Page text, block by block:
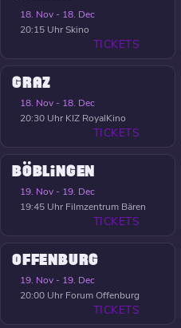
18. Nov - 18. Dec
20:15 UhrSkino
TICKETS
GRAZ
18. Nov - 18. Dec
20:30 Uhr KIZ RoyalKino
TICKETS
BÖBLINGEN
19. Nov - 19. Dec
19:45 Uhr Filmzentrum Bären
TICKETS
OFFENBURG
19. Nov - 19. Dec
20:00 Uhr Forum Offenburg
TICKETS